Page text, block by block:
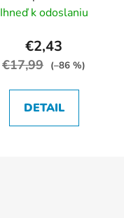
Ihneď k odoslaniu
€2,43
€17,99 (–86 %)
DETAIL